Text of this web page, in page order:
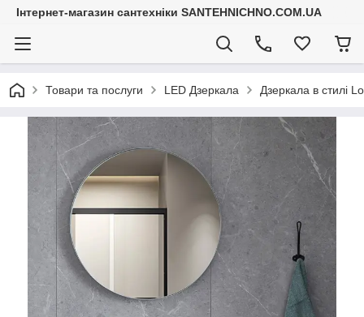
Інтернет-магазин сантехніки SANTEHNICHNO.COM.UA
Товари та послуги LED Дзеркала Дзеркала в стилі